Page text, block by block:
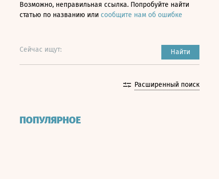
Возможно, неправильная ссылка. Попробуйте найти
статью по названию или сообщите нам об ошибке
Сейчас ищут: Найти
Расширенный поиск
ПОПУЛЯРНОЕ